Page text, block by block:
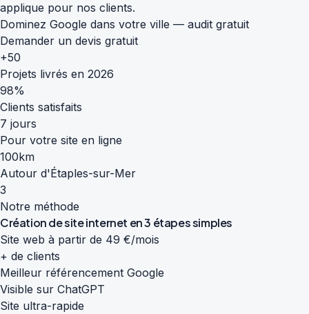
applique pour nos clients.
Dominez Google dans votre ville — audit gratuit
Demander un devis gratuit
+50
Projets livrés en 2026
98%
Clients satisfaits
7 jours
Pour votre site en ligne
100km
Autour d'Étaples-sur-Mer
3
Notre méthode
Création de site internet en3 étapes simples
Site web à partir de 49 €/mois
+ de clients
Meilleur référencement Google
Visible sur ChatGPT
Site ultra-rapide